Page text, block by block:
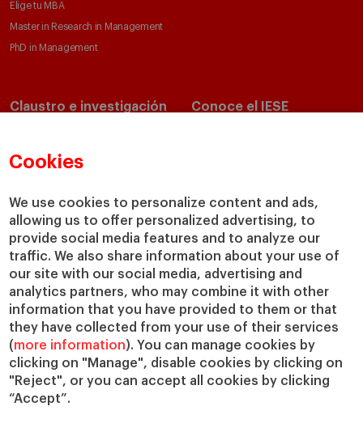
Cookies
We use cookies to personalize content and ads,
allowing us to offer personalized advertising, to
provide social media features and to analyze our
traffic. We also share information about your use of
our site with our social media, advertising and
analytics partners, who may combine it with other
information that you have provided to them or that
they have collected from your use of their services
(more information). You can manage cookies by
clicking on "Manage", disable cookies by clicking on
"Reject", or you can accept all cookies by clicking
“Accept”.
Elige tu MBA
Master in Research in Management
PhD in Management
Claustro e investigación
Departamentos académicos
Cátedras
IESE Insight
IESE Publishing
Conoce el IESE
Nuestro impacto
Colabora con el IESE
Servicios
Biblioteca
Canal de Compliance
Capellanía
IESE Shop
Jobs @IESE
Préstamos y becas